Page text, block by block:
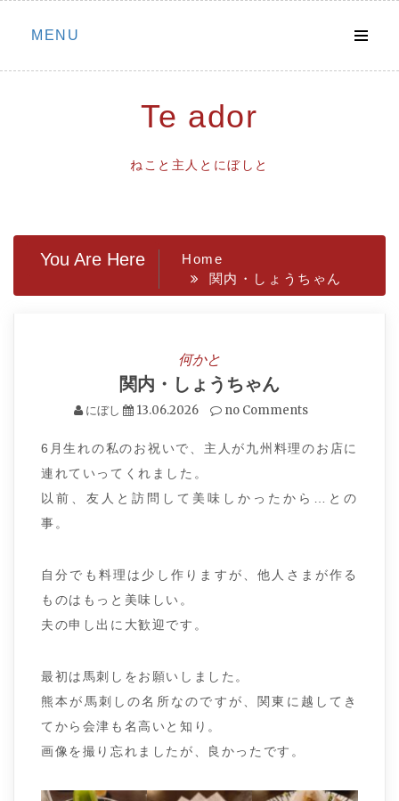
Skip
MENU
Te ador
ねこと主人とにぼしと
You Are Here
Home
関内・しょうちゃん
何かと
関内・しょうちゃん
にぼし 13.06.2026 no Comments
6月生れの私のお祝いで、主人が九州料理のお店に
連れていってくれました。
以前、友人と訪問して美味しかったから…との
事。
自分でも料理は少し作りますが、他人さまが作る
ものはもっと美味しい。
夫の申し出に大歓迎です。
最初は馬刺しをお願いしました。
熊本が馬刺しの名所なのですが、関東に越してき
てから会津も名高いと知り。
画像を撮り忘れましたが、良かったです。